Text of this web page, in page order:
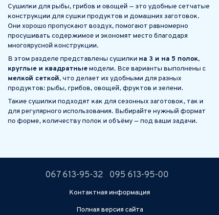
Сушилки для рыбы, грибов и овощей — это удобные сетчатые
конструкции для сушки продуктов и домашних заготовок.
Они хорошо пропускают воздух, помогают равномерно
просушивать содержимое и экономят место благодаря
многоярусной конструкции.
В этом разделе представлены сушилки на 3 и на 5 полок,
круглые и квадратныемодели. Все варианты выполнены с
мелкой сеткой, что делает их удобными для разных
продуктов: рыбы, грибов, овощей, фруктов и зелени.
Такие сушилки подходят как для сезонных заготовок, так и
для регулярного использования. Выбирайте нужный формат
по форме, количеству полок и объёму — под ваши задачи.
067 613-95-32 095 613-95-00
Контактная информация
Полная версия сайта